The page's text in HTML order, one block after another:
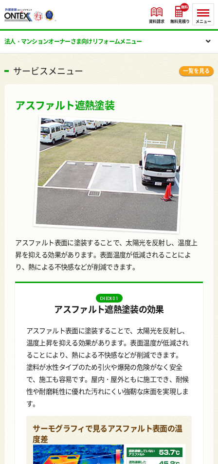
資料請求 無料見積り
無料
メニュー
法人・マンションオーナーさま向けリフォームメニュー
サービスメニュー 一覧を見る
アスファルト遮熱塗装
アスファルト表面に塗装することで、太陽光を反射し、温度上
昇を抑える効果があります。表面温度が低減されることによ
り、熱による不快感などが削減できます。
CHECK 01
アスファルト遮熱塗装の効果
アスファルト表面に塗装することで、太陽光を反射し、
温度上昇を抑える効果があります。表面温度が低減され
ることにより、熱による不快感などが削減できます。
塗料が水性タイプのため引火や爆発の危険がなく安全
で、施工も容易です。屋内・屋外ともに施工でき、耐候
性や耐磨耗性に優れた汚れにくい強靭な床面を実現しま
す。
サーモグラフィで見るアスファルト表面の温
度差